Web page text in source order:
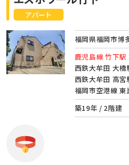
アパート
福岡県福岡市博
鹿児島線 竹下駅
西鉄大牟田 大橋
西鉄大牟田 高宮
福岡市空港線
築19年 / 2階建